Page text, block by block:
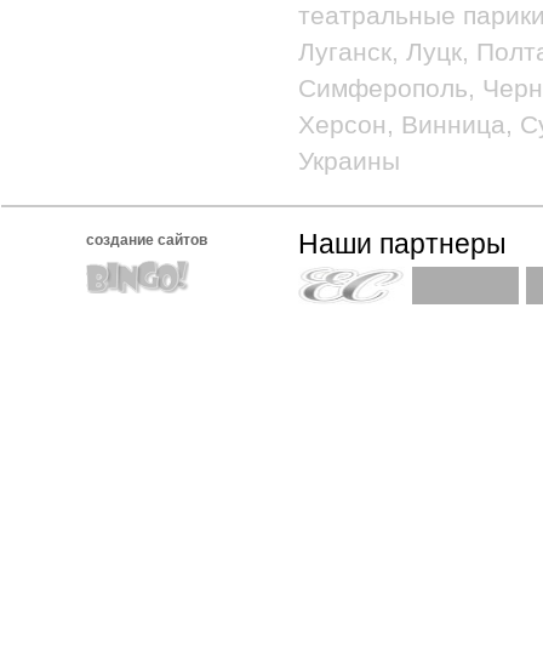
театральные
Луганск, Луцк,
Симферополь,
Херсон, Винница,
Украины
создание сайтов Наши партнеры